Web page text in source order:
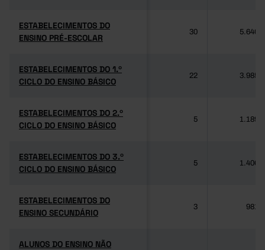
ESTABELECIMENTOS DO
ENSINO PRÉ-ESCOLAR
ESTABELECIMENTOS DO
ENSINO PRÉ-ESCOLAR
30 5.640
ESTABELECIMENTOS DO 1.º
CICLO DO ENSINO BÁSICO
ESTABELECIMENTOS DO 1.º
CICLO DO ENSINO BÁSICO
22 3.985
ESTABELECIMENTOS DO 2.º
CICLO DO ENSINO BÁSICO
ESTABELECIMENTOS DO 2.º
CICLO DO ENSINO BÁSICO
5 1.189
ESTABELECIMENTOS DO 3.º
CICLO DO ENSINO BÁSICO
ESTABELECIMENTOS DO 3.º
CICLO DO ENSINO BÁSICO
5 1.406
ESTABELECIMENTOS DO
ENSINO SECUNDÁRIO
ESTABELECIMENTOS DO
ENSINO SECUNDÁRIO
3 981
ALUNOS DO ENSINO NÃO
ALUNOS DO ENSINO NÃO